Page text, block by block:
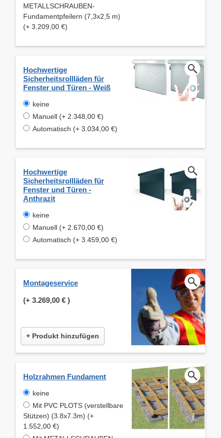
METALLSCHRAUBEN-
Fundamentpfeilern (7,3x2,5 m)
(+ 3.209,00 €)
Hochwertige
Sicherheitsrollläden für
Fenster und Türen - Weiß
keine
Manuell (+ 2.348,00 €)
Automatisch (+ 3.034,00 €)
Hochwertige
Sicherheitsrollläden für
Fenster und Türen -
Anthrazit
keine
Manuell (+ 2.670,00 €)
Automatisch (+ 3.459,00 €)
Montageservice
(+ 3.269,00 € )
+ Produkt hinzufügen
Holzrahmen Fundament
keine
Mit PVC PLOTS (verstellbare
Stützen) (3.8x7.3m) (+
1.552,00 €)